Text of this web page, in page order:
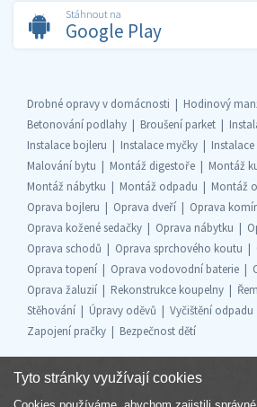
Stáhnout na
Google Play
Drobné opravy v domácnosti
Hodinový
Betonování podlahy
Broušení parket
Instalace bojleru
Instalace myčky Instalace
Malování bytu
Montáž digestoře
Montáž
Montáž nábytku
Montáž odpadu Montáž
Oprava bojleru
Oprava dveří
Oprava
Oprava kožené sedačky
Oprava nábytku
Oprava schodů
Oprava sprchového koutu
Oprava topení
Oprava vodovodní baterie
Oprava žaluzií
Rekonstrukce koupelny
Stěhování
Úpravy oděvů Vyčištění odpadu
Zapojení pračky
Bezpečnost dětí
Tyto stránky využívají cookies